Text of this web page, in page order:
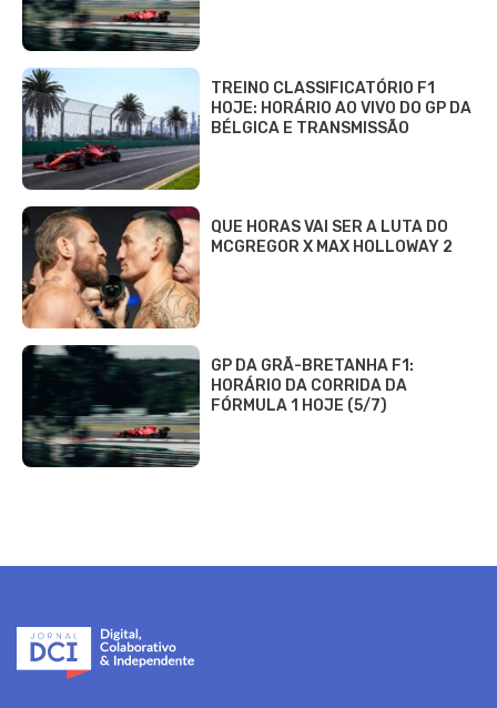
TREINO CLASSIFICATÓRIO F1
HOJE: HORÁRIO AO VIVO DO GP DA
BÉLGICA E TRANSMISSÃO
QUE HORAS VAI SER A LUTA DO
MCGREGOR X MAX HOLLOWAY 2
GP DA GRÃ-BRETANHA F1:
HORÁRIO DA CORRIDA DA
FÓRMULA 1 HOJE (5/7)